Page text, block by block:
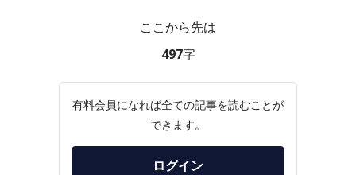
ここから先は
497字
有料会員になれば全ての記事を読むことが
できます。
ログイン